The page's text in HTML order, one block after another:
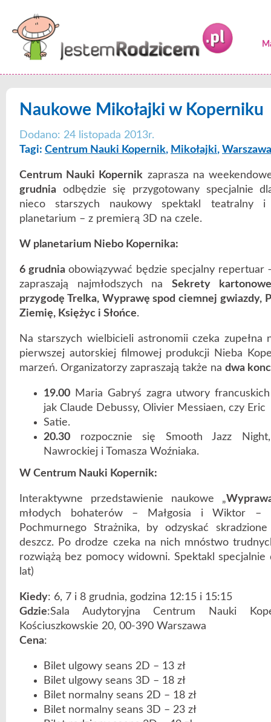
Naukowe Mikołajki w Koperniku
Dodano: 24 listopada 2013r.
Tagi: Centrum Nauki Kopernik, Mikołajki, Warszawa
Centrum Nauki Kopernik zaprasza na
grudnia odbędzie się przygotowany specjalnie
nieco starszych naukowy spektakl teatralny
planetarium – z premierą 3D na czele.
W planetarium Niebo Kopernika:
6 grudniaobowiązywać będzie specjalny repertuar
zapraszają najmłodszych na Sekrety
przygodę Trelka, Wyprawęspod ciemnej gwiazdy,
Ziemię, Księżyc i Słońce.
Na starszych wielbicieli astronomii czeka
pierwszej autorskiej filmowej produkcji Nieba
marzeń. Organizatorzy zapraszają także na dwa
19.00 Maria Gabryś zagra utwory
jak Claude Debussy, Olivier Messiaen, czy Eric
Satie.
20.30 rozpocznie się Smooth Jazz
Nawrockiej i Tomasza Woźniaka.
W Centrum Nauki Kopernik:
Interaktywne przedstawienie naukowe „
młodych bohaterów – Małgosia i Wiktor –
Pochmurnego Strażnika, by odzyskać
deszcz. Po drodze czeka na nich mnóstwo
rozwiążą bez pomocy widowni. Spektakl specjalnie
lat)
Kiedy: 6, 7 i 8 grudnia, godzina 12:15 i 15:15
Gdzie:Sala Audytoryjna Centrum Nauki
Kościuszkowskie 20, 00-390 Warszawa
Cena:
Bilet ulgowy seans 2D – 13 zł
Bilet ulgowy seans 3D – 18 zł
Bilet normalny seans 2D – 18 zł
Bilet normalny seans 3D – 23 zł